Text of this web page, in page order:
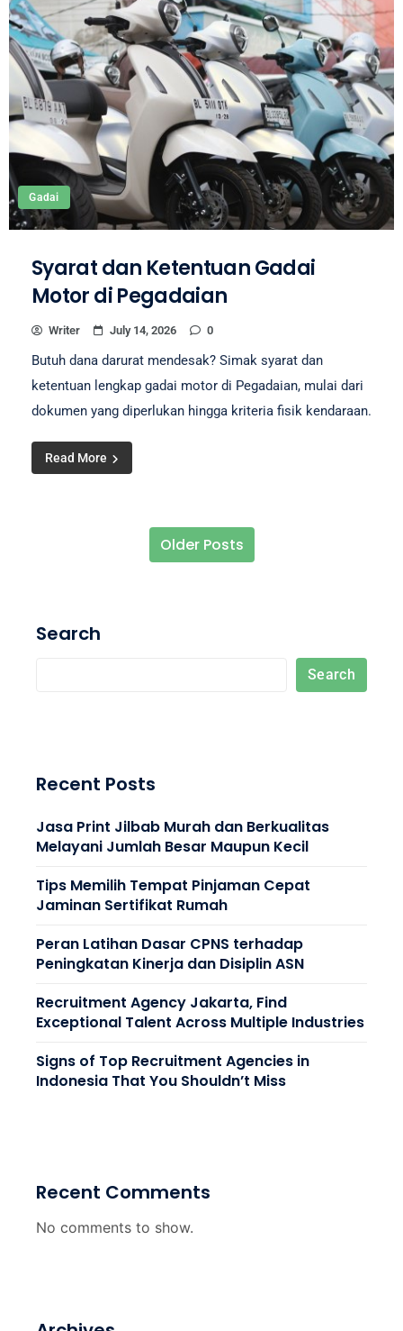
Gadai
Syarat dan Ketentuan Gadai
Motor di Pegadaian
Writer July 14, 2026 0
Butuh dana darurat mendesak? Simak syarat dan
ketentuan lengkap gadai motor di Pegadaian, mulai dari
dokumen yang diperlukan hingga kriteria fisik kendaraan.
Read More
Posts navigationOlder Posts
Search
Search
Recent Posts
Jasa Print Jilbab Murah dan Berkualitas
Melayani Jumlah Besar Maupun Kecil
Tips Memilih Tempat Pinjaman Cepat
Jaminan Sertifikat Rumah
Peran Latihan Dasar CPNS terhadap
Peningkatan Kinerja dan Disiplin ASN
Recruitment Agency Jakarta, Find
Exceptional Talent Across Multiple Industries
Signs of Top Recruitment Agencies in
Indonesia That You Shouldn’t Miss
Recent Comments
No comments to show.